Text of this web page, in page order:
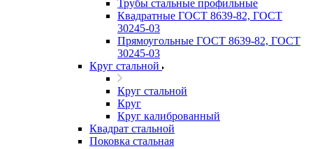
Трубы стальные профильные
Квадратные ГОСТ 8639-82, ГОСТ
30245-03
Прямоугольные ГОСТ 8639-82, ГОСТ
30245-03
Круг стальной
Круг стальной
Круг
Круг калиброванный
Квадрат стальной
Поковка стальная